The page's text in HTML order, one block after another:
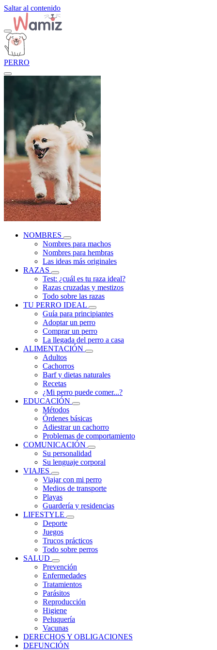
Saltar al contenido
PERRO
NOMBRES
Nombres para machos
Nombres para hembras
Las ideas más originales
RAZAS
Test: ¿cuál es tu raza ideal?
Razas cruzadas y mestizos
Todo sobre las razas
TU PERRO IDEAL
Guía para principiantes
Adoptar un perro
Comprar un perro
La llegada del perro a casa
ALIMENTACIÓN
Adultos
Cachorros
Barf y dietas naturales
Recetas
¿Mi perro puede comer...?
EDUCACIÓN
Métodos
Órdenes básicas
Adiestrar un cachorro
Problemas de comportamiento
COMUNICACIÓN
Su personalidad
Su lenguaje corporal
VIAJES
Viajar con mi perro
Medios de transporte
Playas
Guardería y residencias
LIFESTYLE
Deporte
Juegos
Trucos prácticos
Todo sobre perros
SALUD
Prevención
Enfermedades
Tratamientos
Parásitos
Reproducción
Higiene
Peluquería
Vacunas
DERECHOS Y OBLIGACIONES
DEFUNCIÓN